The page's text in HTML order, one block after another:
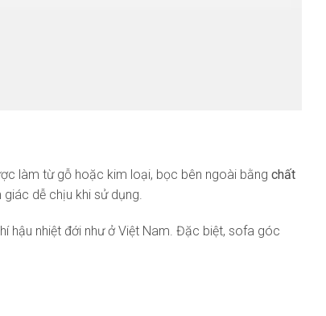
làm từ gỗ hoặc kim loại, bọc bên ngoài bằng chất
dễ chịu khi sử dụng.
hậu nhiệt đới như ở Việt Nam. Đặc biệt, sofa góc